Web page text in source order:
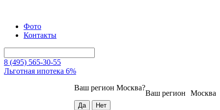
Фото
Контакты
8 (495) 565-30-55
Льготная ипотека 6%
Москва
Ваш регион
Ваш регион Москва?